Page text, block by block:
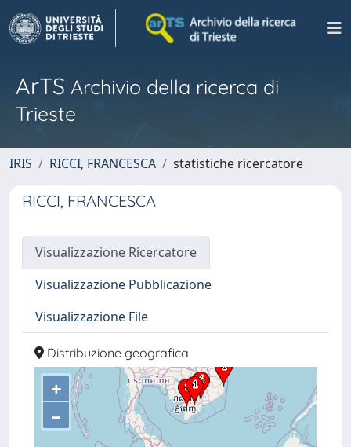
ArTS Archivio della ricerca di
Trieste
IRIS RICCI, FRANCESCA statistiche ricercatore
RICCI, FRANCESCA
Visualizzazione Ricercatore
Visualizzazione Pubblicazione
Visualizzazione File
Distribuzione geografica
+
–